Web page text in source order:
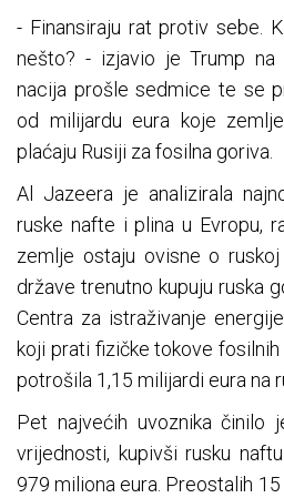
- Finansiraju rat protiv sebe.
nešto? - izjavio je Trump na
nacija prošle sedmice te se
od milijardu eura koje
plaćaju Rusiji za fosilna goriva.
Al Jazeera je analizirala
ruske nafte i plina u Evropu,
zemlje ostaju ovisne o
države trenutno kupuju ruska
Centra za istraživanje
koji prati fizičke tokove fosilnih
potrošila 1,15 milijardi eura na
Pet najvećih uvoznika činilo
vrijednosti, kupivši rusku
979 miliona eura. Preostalih